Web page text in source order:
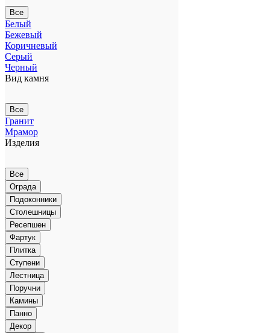
Все
Белый
Бежевый
Коричневый
Серый
Черный
Вид камня
Все
Гранит
Мрамор
Изделия
Все
Ограда
Подоконники
Столешницы
Ресепшен
Фартук
Плитка
Ступени
Лестница
Поручни
Камины
Панно
Декор